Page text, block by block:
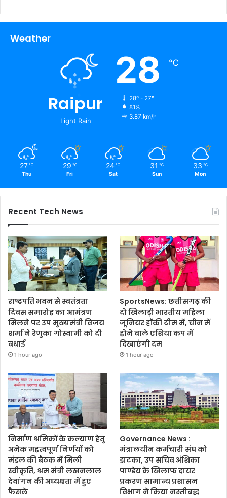
Weather
Raipur
Light Rain
28 ℃
28º - 27º
81%
3.87 km/h
27 ℃
Thu
29 ℃
Fri
24 ℃
Sat
31 ℃
Sun
33 ℃
Mon
Recent Tech News
राष्ट्रपति भवन से स्वतंत्रता
दिवस समारोह का आमंत्रण
मिलने पर उप मुख्यमंत्री विजय
शर्मा ने रेणुका गोस्वामी को दी
बधाई
1 hour ago
SportsNews: छत्तीसगढ़ की
दो खिलाड़ी भारतीय महिला
जूनियर हॉकी टीम में, चीन में
होने वाले एशिया कप में
दिखाएंगी दम
1 hour ago
निर्माण श्रमिकों के कल्याण हेतु
अनेक महत्वपूर्ण निर्णयों को
मंडल की बैठक में मिली
स्वीकृति, श्रम मंत्री लखनलाल
देवांगन की अध्यक्षता में हुए
फैसले
Governance News :
मंत्रालयीन कर्मचारी संघ को
झटका, उप सचिव अंशिका
पाण्डेय के खिलाफ दायर
प्रकरण सामान्य प्रशासन
विभाग ने किया नस्तीबद्ध